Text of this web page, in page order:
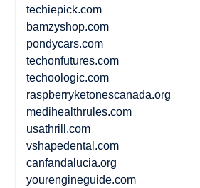
techiepick.com
bamzyshop.com
pondycars.com
techonfutures.com
techoologic.com
raspberryketonescanada.org
medihealthrules.com
usathrill.com
vshapedental.com
canfandalucia.org
yourengineguide.com